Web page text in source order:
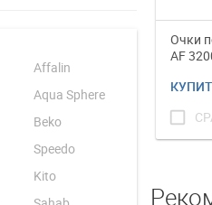
Affalin
Aqua Sphere
Beko
Speedo
Kito
Очки
AF
check_box_outline_blank